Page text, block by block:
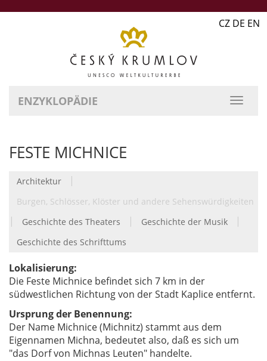
CZ DE EN
ENZYKLOPÄDIE
FESTE MICHNICE
Architektur |
Burgen, Schlösser, Klöster und andere Sehenswürdigkeiten
| Geschichte des Theaters | Geschichte der Musik |
Geschichte des Schrifttums
Lokalisierung:
Die Feste Michnice befindet sich 7 km in der
südwestlichen Richtung von der Stadt Kaplice entfernt.
Ursprung der Benennung:
Der Name Michnice (Michnitz) stammt aus dem
Eigennamen Michna, bedeutet also, daß es sich um
"das Dorf von Michnas Leuten" handelte.